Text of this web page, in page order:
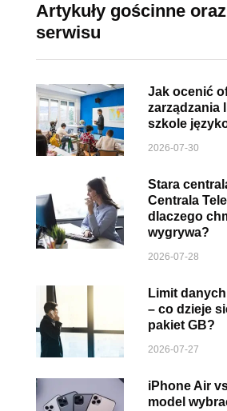
Artykuły gościnne
serwisu
Jak ocenić
zarządzania
szkole
2026-07-30
Stara
Centrala
dlaczego
wygrywa?
2026-07-28
Limit
– co dzieje
pakiet GB?
2026-07-27
iPhone Air
model